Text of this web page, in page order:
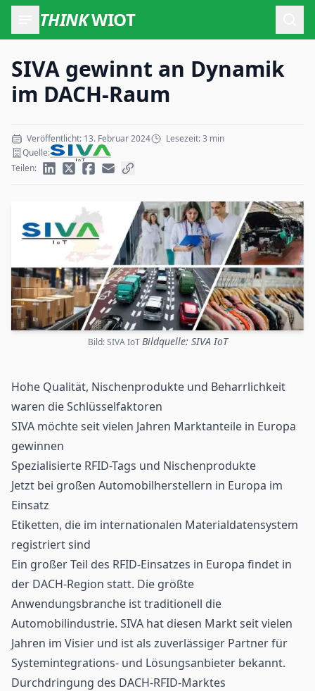
THINKWIOT
SIVA gewinnt an Dynamik
im DACH-Raum
Veröffentlicht: 13. Februar 2024
Lesezeit: 3 min
Quelle:
Teilen:
Bild: SIVA IoTBildquelle: SIVA IoT
Hohe Qualität, Nischenprodukte und Beharrlichkeit
waren die Schlüsselfaktoren
SIVA möchte seit vielen Jahren Marktanteile in Europa
gewinnen
Spezialisierte RFID-Tags und Nischenprodukte
Jetzt bei großen Automobilherstellern in Europa im
Einsatz
Etiketten, die im internationalen Materialdatensystem
registriert sind
Ein großer Teil des RFID-Einsatzes in Europa findet in
der DACH-Region statt. Die größte
Anwendungsbranche ist traditionell die
Automobilindustrie. SIVA hat diesen Markt seit vielen
Jahren im Visier und ist als zuverlässiger Partner für
Systemintegrations- und Lösungsanbieter bekannt.
Durchdringung des DACH-RFID-Marktes